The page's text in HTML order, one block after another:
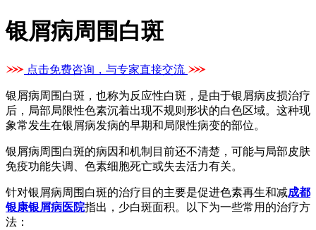
银屑病周围白斑
点击免费咨询，与专家直接交流
银屑病周围白斑，也称为反应性白斑，是由于银屑病皮损治疗
后，局部局限性色素沉着出现不规则形状的白色区域。这种现
象常发生在银屑病发病的早期和局限性病变的部位。
银屑病周围白斑的病因和机制目前还不清楚，可能与局部皮肤
免疫功能失调、色素细胞死亡或失去活力有关。
针对银屑病周围白斑的治疗目的主要是促进色素再生和减成都
银康银屑病医院指出，少白斑面积。以下为一些常用的治疗方
法：